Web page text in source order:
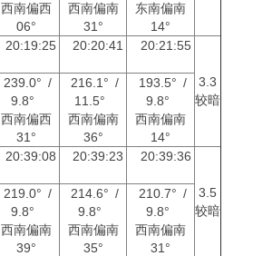
西南偏西
06°
西南偏南
31°
东南偏南
14°
20:19:25 20:20:41 20:21:55
3.3
较暗
239.0° /
9.8°
西南偏西
31°
216.1° /
11.5°
西南偏南
36°
193.5° /
9.8°
西南偏南
14°
20:39:08 20:39:23 20:39:36
3.5
较暗
219.0° /
9.8°
西南偏南
39°
214.6° /
9.8°
西南偏南
35°
210.7° /
9.8°
西南偏南
31°